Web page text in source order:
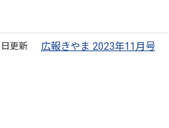
更新 広報きやま 2023年11月号